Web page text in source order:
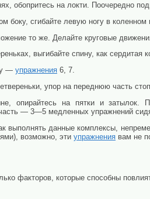
обопритесь на локти. Поочередно
боку, сгибайте левую ногу в
то же. Делайте круговые
выгибайте спину, как сердитая
— упражнения 6, 7.
упор на переднюю часть
опирайтесь на пятки и затылок.
— 3—5 медленных упражнений
выполнять данные комплексы,
возможно, эти упражнения вам не
факторов, которые способны